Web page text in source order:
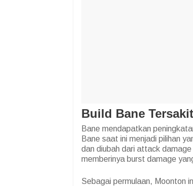
Build Bane
Bane mendapatkan
Bane saat ini menjadi pilihan
dan diubah dari attack
memberinya burst damage
Sebagai permulaan, Moonton